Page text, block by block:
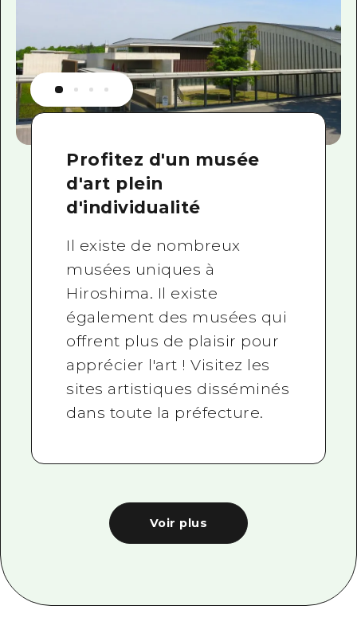
Profitez d'un musée
d'art plein
d'individualité
Il existe de nombreux
musées uniques à
Hiroshima. Il existe
également des musées qui
offrent plus de plaisir pour
apprécier l'art ! Visitez les
sites artistiques disséminés
dans toute la préfecture.
Voir plus